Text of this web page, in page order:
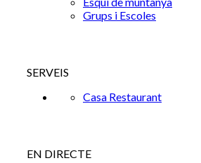
Grups i Escoles
SERVEIS
Casa Restaurant
EN DIRECTE